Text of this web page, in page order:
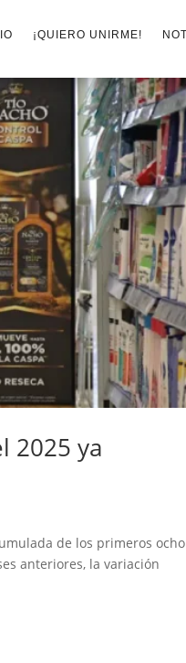
¡QUIERO UNIRME!
2025 ya
de los primeros ocho
anteriores, la variación